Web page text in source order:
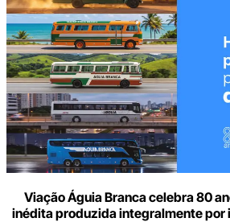
Viação Águia Branca celebra 80
inédita produzida integralmente